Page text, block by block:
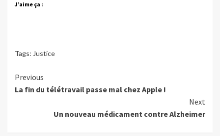
J’aime ça :
Tags: Justice
Continue
Reading
Previous
La fin du télétravail passe mal chez Apple !
Next
Un nouveau médicament contre Alzheimer